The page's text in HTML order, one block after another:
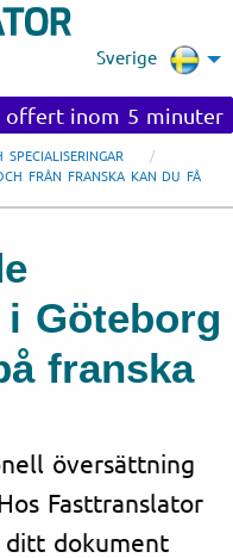
Sverige
offert inom 5 minuter
FRÅN FRANSKA KAN DU FÅ
Göteborg
franska
översättning
Fasttranslator
ditt dokument